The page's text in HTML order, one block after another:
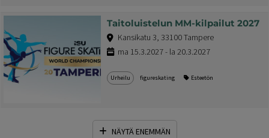
Taitoluistelun MM-kilpailut 2027
Kansikatu 3, 33100 Tampere
ma 15.3.2027 - la 20.3.2027
Urheilu figureskating Esteetön
NÄYTÄ ENEMMÄN